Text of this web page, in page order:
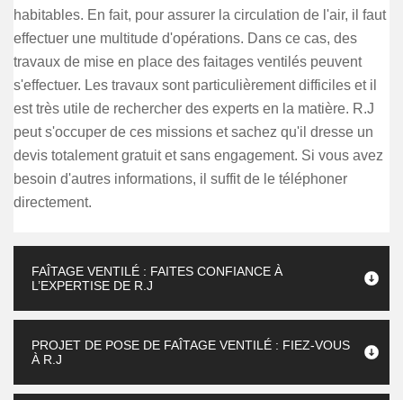
habitables. En fait, pour assurer la circulation de l'air, il faut
effectuer une multitude d'opérations. Dans ce cas, des
travaux de mise en place des faitages ventilés peuvent
s'effectuer. Les travaux sont particulièrement difficiles et il
est très utile de rechercher des experts en la matière. R.J
peut s'occuper de ces missions et sachez qu'il dresse un
devis totalement gratuit et sans engagement. Si vous avez
besoin d'autres informations, il suffit de le téléphoner
directement.
FAÎTAGE VENTILÉ : FAITES CONFIANCE À
L’EXPERTISE DE R.J
PROJET DE POSE DE FAÎTAGE VENTILÉ : FIEZ-VOUS
À R.J